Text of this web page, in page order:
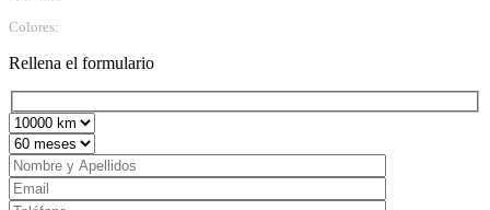
Colores:
Rellena el formulario